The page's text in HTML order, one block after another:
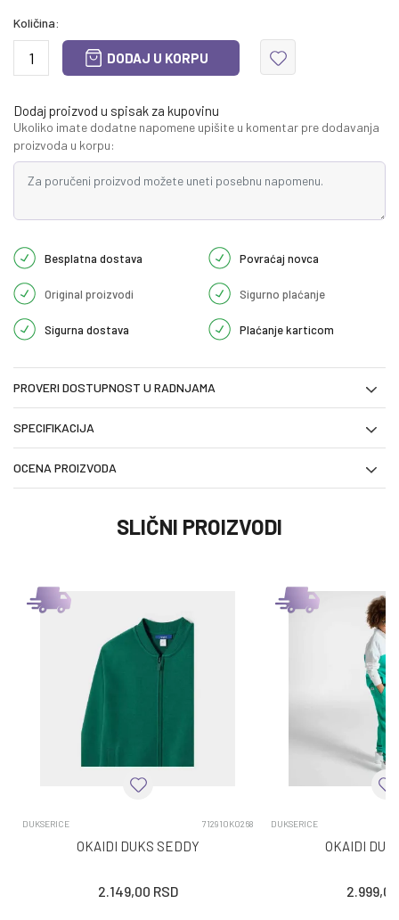
Količina:
DODAJ U KORPU
Dodaj proizvod u spisak za kupovinu
Ukoliko imate dodatne napomene upišite u komentar pre dodavanja
proizvoda u korpu:
Besplatna dostava Povraćaj novca
Original proizvodi Sigurno plaćanje
Sigurna dostava Plaćanje karticom
PROVERI DOSTUPNOST U RADNJAMA
SPECIFIKACIJA
OCENA PROIZVODA
SLIČNI PROIZVODI
DUKSERICE 712910K0268
OKAIDI DUKS SEDDY
2.149,00 RSD
DUKSERICE
OKAIDI
2.999,00